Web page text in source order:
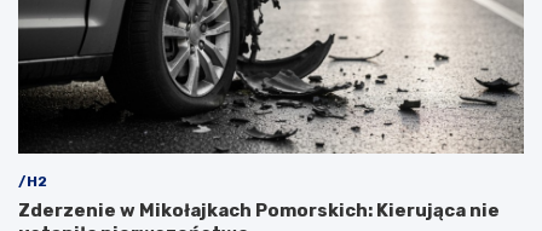
/H2
Zderzenie w Mikołajkach Pomorskich: Kierująca nie